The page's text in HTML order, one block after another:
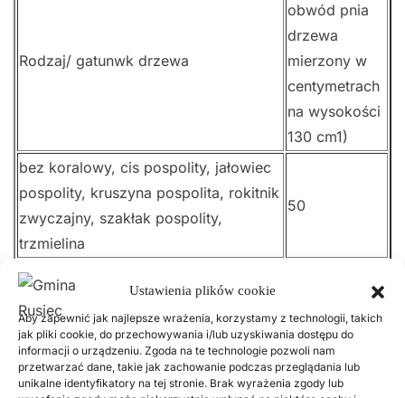
Ustawienia plików cookie
Aby zapewnić jak najlepsze wrażenia, korzystamy z technologii, takich
jak pliki cookie, do przechowywania i/lub uzyskiwania dostępu do
informacji o urządzeniu. Zgoda na te technologie pozwoli nam
przetwarzać dane, takie jak zachowanie podczas przeglądania lub
unikalne identyfikatory na tej stronie. Brak wyrażenia zgody lub
Rodzaj/ gatunwk drzewa
obwód pnia
drzewa
mierzony w
centymetrach
na wysokości
130 cm1)
bez koralowy, cis pospolity, jałowiec
pospolity, kruszyna pospolita, rokitnik
zwyczajny, szakłak pospolity,
trzmielina
50
bez czarny, cyprysik, czeremcha
zwyczajna, czereśnia, głóg, jabłoń,
jarząb pospolity, jarząb szwedzki,
leszczyna pospolita, żywotnik
zachodni
100